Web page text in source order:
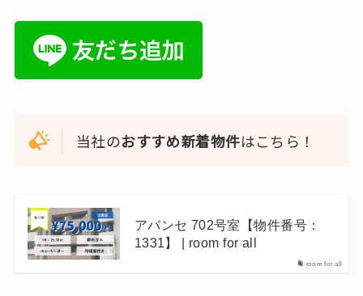
当社のおすすめ新着物件はこちら！
room for all
アバンセ 702号室【物件番号：
1331】 | room for all